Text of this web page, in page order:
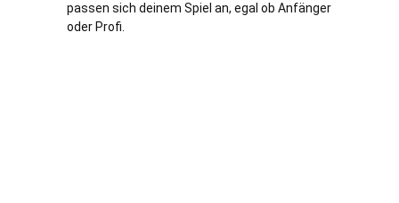
passen sich deinem Spiel an, egal ob Anfänger
oder Profi.